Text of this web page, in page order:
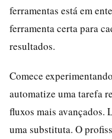
ferramentas está em
ferramenta certa para
resultados.
Comece
automatize uma tarefa
fluxos mais avançados.
uma substituta. O